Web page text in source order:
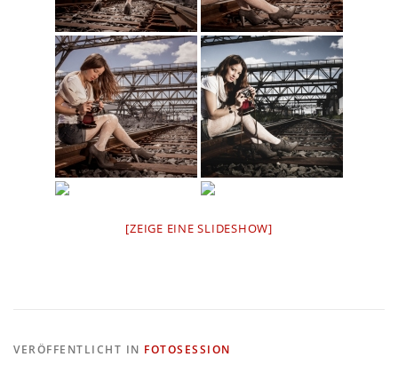
[ZEIGE EINE SLIDESHOW]
VERÖFFENTLICHT IN FOTOSESSION